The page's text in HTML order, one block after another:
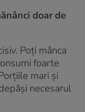
doar de
Poți mânca
foarte
mari și
necesarul